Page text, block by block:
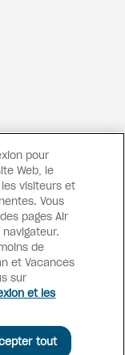
pour
Web, le
visiteurs et
Vous
pages Air
navigateur.
de
et Vacances
sur
et les
tout